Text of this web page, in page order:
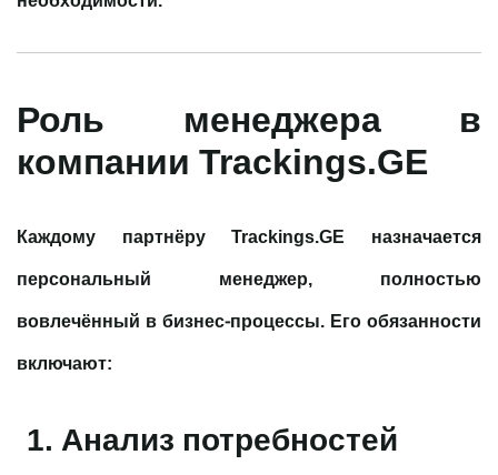
Роль менеджера в
компании Trackings.GE
Каждому партнёруTrackings.GE назначается
персональный менеджер, полностью
вовлечённый в бизнес-процессы. Его обязанности
включают:
Анализ потребностей